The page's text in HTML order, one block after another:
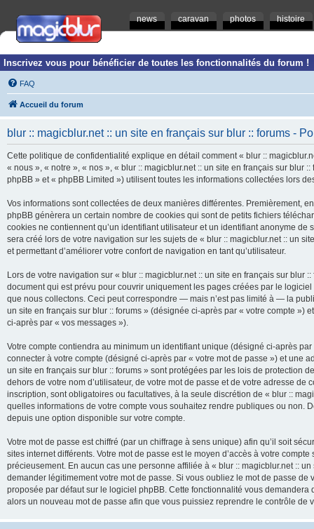
news caravan photos histoire
Inscrivez vous pour bénéficier de toutes les fonctionnalités du forum !
FAQ
Accueil du forum
blur :: magicblur.net :: un site en français sur blur :: forums -
Cette politique de confidentialité explique en détail comment « blur ::
« nous », « notre », « nos », « blur :: magicblur.net :: un site en français sur blur
phpBB » et « phpBB Limited ») utilisent toutes les informations collectées lors
Vos informations sont collectées de deux manières différentes. Premièrement,
phpBB génèrera un certain nombre de cookies qui sont de petits fichiers
cookies ne contiennent qu’un identifiant utilisateur et un identifiant anonyme
sera créé lors de votre navigation sur les sujets de « blur :: magicblur.net :: un
et permettant d’améliorer votre confort de navigation en tant qu’utilisateur.
Lors de votre navigation sur « blur :: magicblur.net :: un site en français sur
document qui est prévu pour couvrir uniquement les pages créées par le
que nous collectons. Ceci peut correspondre — mais n’est pas limité à — la
un site en français sur blur :: forums » (désignée ci-après par « votre compte
ci-après par « vos messages »).
Votre compte contiendra au minimum un identifiant unique (désigné ci-après
connecter à votre compte (désigné ci-après par « votre mot de passe ») et une
un site en français sur blur :: forums » sont protégées par les lois de protection
dehors de votre nom d’utilisateur, de votre mot de passe et de votre adresse
inscription, sont obligatoires ou facultatives, à la seule discrétion de « blur ::
quelles informations de votre compte vous souhaitez rendre publiques ou non.
depuis une option disponible sur votre compte.
Votre mot de passe est chiffré (par un chiffrage à sens unique) afin qu’il soit
sites internet différents. Votre mot de passe est le moyen d’accès à votre
précieusement. En aucun cas une personne affiliée à « blur :: magicblur.net ::
demander légitimement votre mot de passe. Si vous oubliez le mot de passe
proposée par défaut sur le logiciel phpBB. Cette fonctionnalité vous
alors un nouveau mot de passe afin que vous puissiez reprendre le contrôle de